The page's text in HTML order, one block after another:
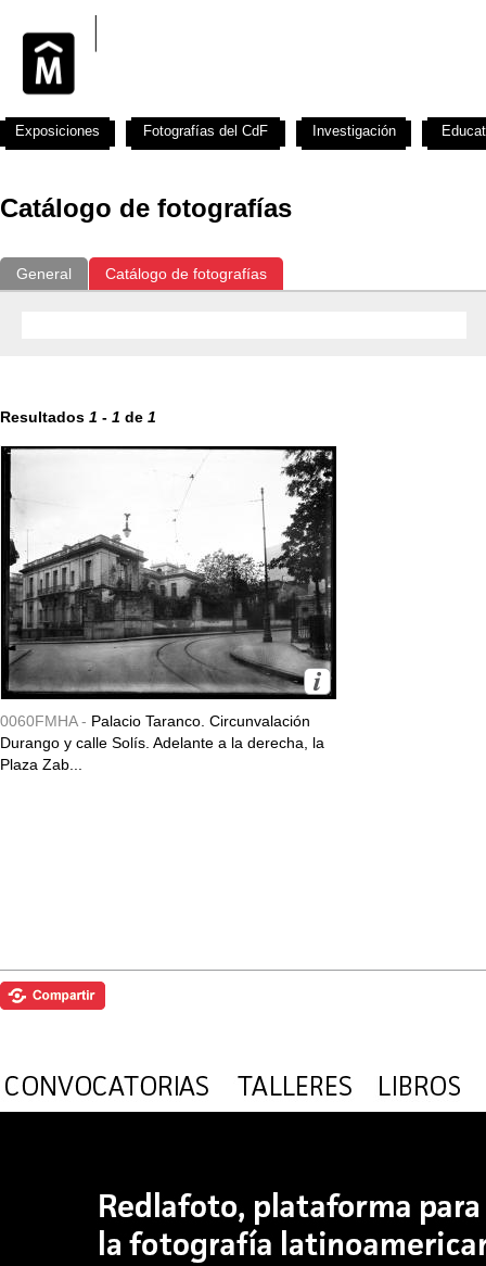
Catálogo de fotografías
General Catálogo de fotografías
Resultados 1 - 1 de 1
0060FMHA - Palacio Taranco. Circunvalación
Durango y calle Solís. Adelante a la derecha, la
Plaza Zab...
Exposiciones Fotografías del CdF Investigación